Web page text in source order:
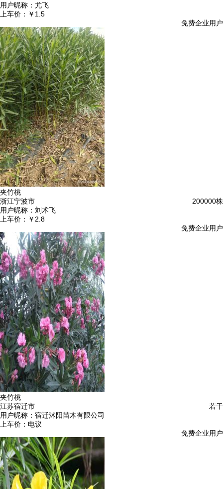
用户昵称： 尤飞
上车价： ￥1.5
免费企业用户
夹竹桃
200000株
浙江宁波市
用户昵称： 刘术飞
上车价： ￥2.8
免费企业用户
夹竹桃
若干
江苏宿迁市
用户昵称： 宿迁沭阳苗木有限公司
上车价： 电议
免费企业用户